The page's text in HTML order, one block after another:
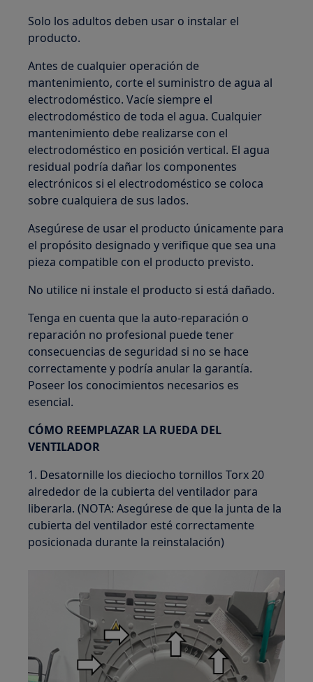
Solo los adultos deben usar o instalar el
producto.
Antes de cualquier operación de
mantenimiento, corte el suministro de agua al
electrodoméstico. Vacíe siempre el
electrodoméstico de toda el agua. Cualquier
mantenimiento debe realizarse con el
electrodoméstico en posición vertical. El agua
residual podría dañar los componentes
electrónicos si el electrodoméstico se coloca
sobre cualquiera de sus lados.
Asegúrese de usar el producto únicamente para
el propósito designado y verifique que sea una
pieza compatible con el producto previsto.
No utilice ni instale el producto si está dañado.
Tenga en cuenta que la auto-reparación o
reparación no profesional puede tener
consecuencias de seguridad si no se hace
correctamente y podría anular la garantía.
Poseer los conocimientos necesarios es
esencial.
CÓMO REEMPLAZAR LA RUEDA DEL
VENTILADOR
1. Desatornille los dieciocho tornillos Torx 20
alrededor de la cubierta del ventilador para
liberarla. (NOTA: Asegúrese de que la junta de la
cubierta del ventilador esté correctamente
posicionada durante la reinstalación)